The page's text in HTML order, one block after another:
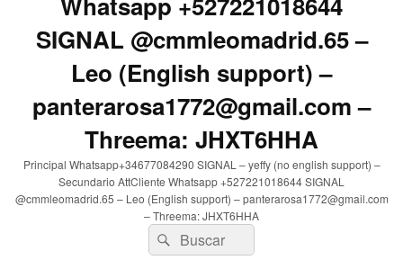
SIGNAL @cmmleomadrid.65 –
Leo (English support) –
panterarosa1772@gmail.com –
Threema: JHXT6HHA
Principal Whatsapp+34677084290 SIGNAL – yeffy (no english support) –
Secundario AttCliente Whatsapp +527221018644 SIGNAL
@cmmleomadrid.65 – Leo (English support) – panterarosa1772@gmail.com
– Threema: JHXT6HHA
Buscar
por:
Buscar